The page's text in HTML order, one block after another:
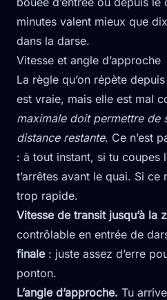
minutes valent mieux que
dans la darse.
Vitesse et angle d’approche
La règle qu’on répète
est vraie, mais elle est mal
maximale doit permettre de
distance restante. Ce n’est
: à tout instant, si tu coupes
t’arrêtes avant le quai. Si ce
trop rapide.
Vitesse de transit jusqu’à la
contrôlable en entrée de
finale: juste assez d’erre
ponton.
L’angle d’approche. Tu